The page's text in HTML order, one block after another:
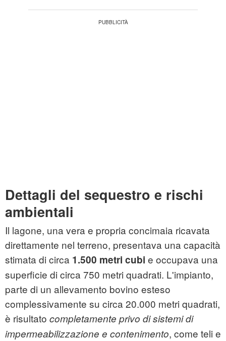
Dettagli del sequestro e rischi
ambientali
Il lagone, una vera e propria concimaia ricavata
direttamente nel terreno, presentava una capacità
stimata di circa 1.500 metri cubi e occupava una
superficie di circa 750 metri quadrati. L'impianto,
parte di un allevamento bovino esteso
complessivamente su circa 20.000 metri quadrati,
è risultato completamente privo di sistemi di
impermeabilizzazione e contenimento, come teli e